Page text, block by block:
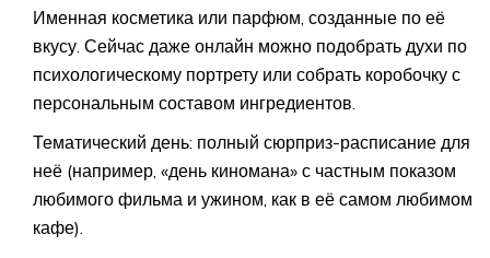
Именная косметика или парфюм, созданные по её
вкусу. Сейчас даже онлайн можно подобрать духи по
психологическому портрету или собрать коробочку с
персональным составом ингредиентов.
Тематический день: полный сюрприз-расписание для
неё (например, «день киномана» с частным показом
любимого фильма и ужином, как в её самом любимом
кафе).